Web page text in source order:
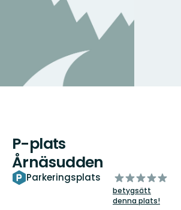
P-plats
Årnäsudden
Parkeringsplats
av
5
stjärnor
betygsätt
denna plats!